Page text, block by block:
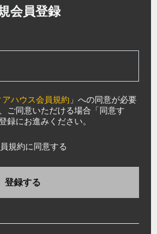
会員登録
ハウス会員規約 」への同意が必要
ご同意いただける場合「同意す
録にお進みください。
規約に同意する
登録する